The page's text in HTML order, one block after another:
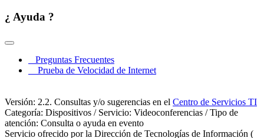
¿ Ayuda ?
Preguntas Frecuentes
Prueba de Velocidad de Internet
Versión: 2.2. Consultas y/o sugerencias en el Centro de Servicios TI
Categoría: Dispositivos / Servicio: Videoconferencias / Tipo de
atención: Consulta o ayuda en evento
Servicio ofrecido por la Dirección de Tecnologías de Información (